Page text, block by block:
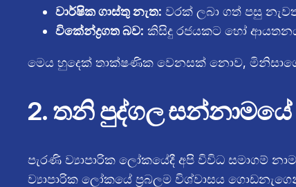
වාර්ෂික ගාස්තු නැත: වරක් ලබා ගත් පසු
විකේන්ද්‍රගත බව: කිසිදු රජයකට හෝ
මෙය හුදෙක් තාක්ෂණික වෙනසක් නොව,
2. තනි පුද්ගල සන්නාමයේ
පැරණි ව්‍යාපාරික ලෝකයේදී අපි විවිධ සමාගම්
ව්‍යාපාරික ලෝකයේ ප්‍රබලම විශ්වාසය